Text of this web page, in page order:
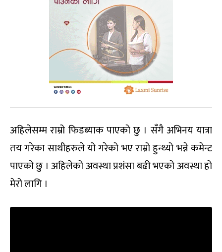
अहिलेसम्म राम्रो फिडब्याक पाएको छु । सँगै अभिनय यात्रा
तय गरेका साथीहरुले यो गरेको भए राम्रो हुन्थ्यो भन्ने कमेन्ट
पाएको छु । अहिलेको अवस्था प्रशंसा बढी भएको अवस्था हो
मेरो लागि ।